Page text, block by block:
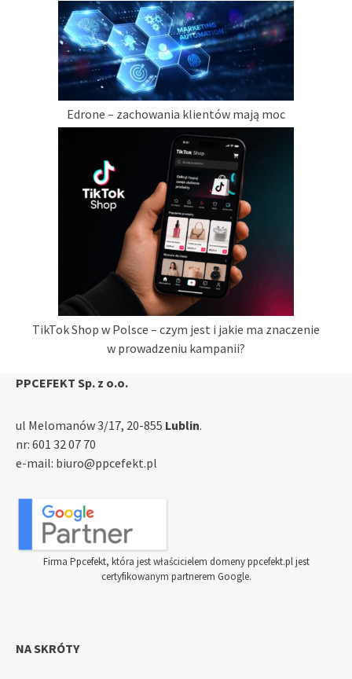
Edrone – zachowania klientów mają moc
TikTok Shop w Polsce – czym jest i jakie ma znaczenie
w prowadzeniu kampanii?
PPCEFEKT Sp. z o.o.
ul Melomanów 3/17, 20-855 Lublin.
nr: 601 32 07 70
e-mail: biuro@ppcefekt.pl
Firma Ppcefekt, która jest właścicielem domeny ppcefekt.pl jest
certyfikowanym partnerem Google.
NA SKRÓTY